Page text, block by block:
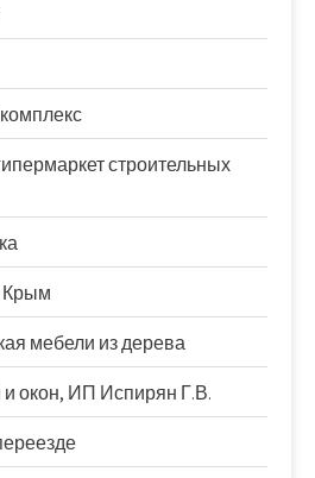
строительных
Крым
мебели из дерева
окон, ИП Испирян Г.В.